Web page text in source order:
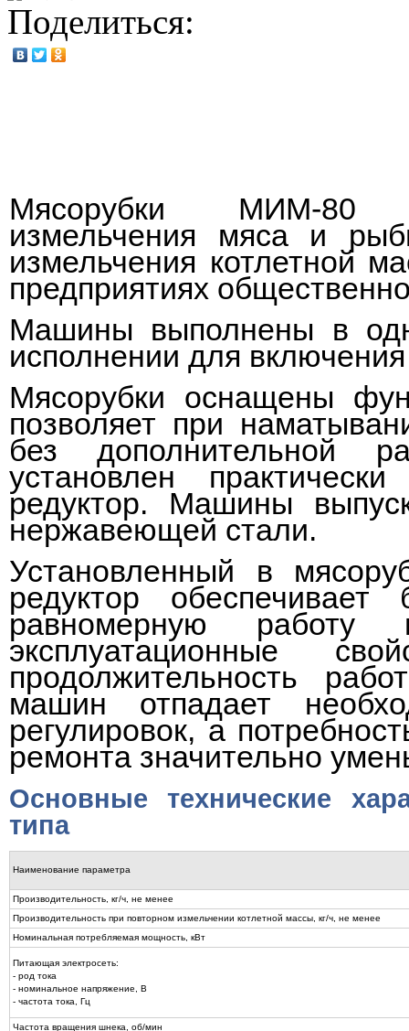
Поделиться:
Мясорубки МИМ-80
измельчения мяса и
измельчения котлетной
предприятиях
Машины выполнены в
исполнении для
Мясорубки оснащены
позволяет при
без дополнительной
установлен
редуктор. Машины
нержавеющей стали.
Установленный в
редуктор
равномерную
эксплуатационные
продолжительность
машин отпадает
регулировок, а
ремонта значительно
Основные технические
типа
Наименование параметра
Производительность, кг/ч, не менее
Производительность при повторном измельчении котлетной массы, кг/ч, не менее
Номинальная потребляемая мощность, кВт
Питающая электросеть:
- род тока
- номинальное напряжение, В
- частота тока, Гц
Частота вращения шнека, об/мин